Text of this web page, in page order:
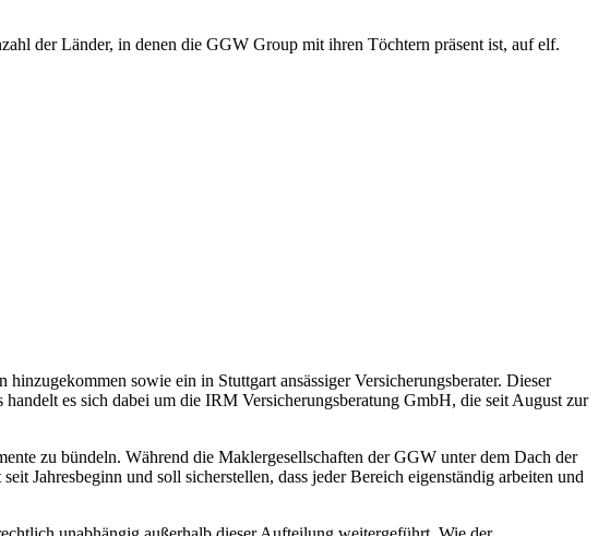
der Länder, in denen die GGW Group mit ihren Töchtern präsent ist, auf elf.
sowie ein in Stuttgart ansässiger Versicherungsberater. Dieser
es sich dabei um die IRM Versicherungsberatung GmbH, die seit August zur
zu bündeln. Während die Maklergesellschaften der GGW unter dem Dach der
Jahresbeginn und soll sicherstellen, dass jeder Bereich eigenständig arbeiten und